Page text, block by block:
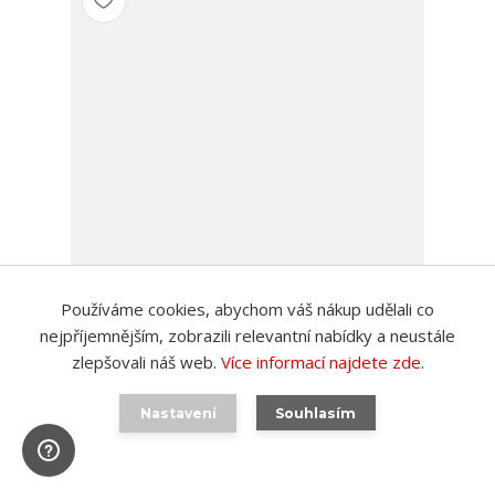
Plážová taška Maui Remember
599 Kč
495 Kčbez DPH
dovezeme jen na vaší
objednávku za 3-4
Detail
Používáme cookies, abychom váš nákup udělali co
nejpříjemnějším, zobrazili relevantní nabídky a neustále
zlepšovali náš web. Více informací najdete zde.
Nastavení Souhlasím